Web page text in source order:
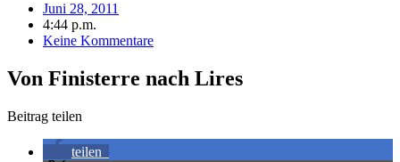
Juni 28, 2011
4:44 p.m.
Keine Kommentare
Von Finisterre nach Lires
Beitrag teilen
teilen